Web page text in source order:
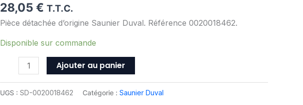
28,05 € T.T.C.
Pièce détachée d’origine Saunier Duval. Référence 0020018462.
Disponible sur commande
Saunier
Duval
ref
0020018462
Ajouter au panier
UGS : SD-0020018462 Catégorie : Saunier Duval